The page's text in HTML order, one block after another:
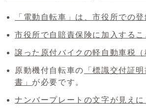
「電動自転車」は、市役所での
市役所で自賠責保険に加入するこ
譲った原付バイクの軽自動車税（
原動機付自転車の 「標識交付証明
書」 が必要です。
ナンバープレートの文字が見え